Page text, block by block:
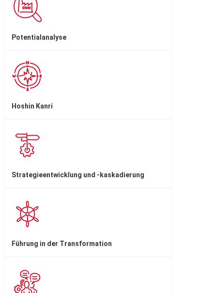
Potentialanalyse
Hoshin Kanri
Strategieentwicklung und -kaskadierung
Führung in der Transformation